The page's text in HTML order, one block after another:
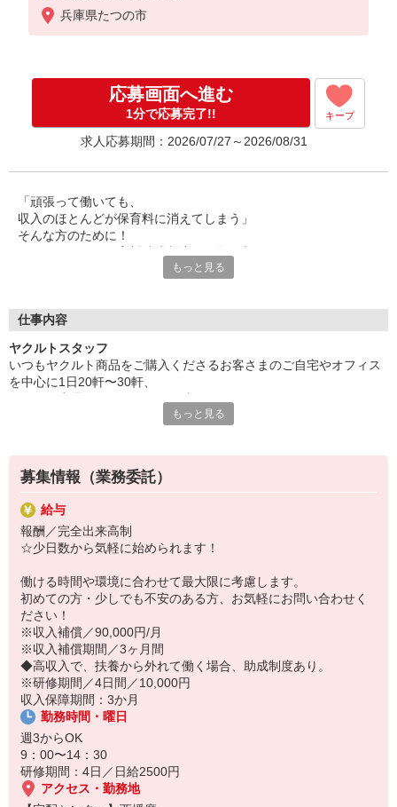
☆少日数から気軽に始められます！
い合わせください！
※収入補償／90,000円/月
※収入補償期間／3ヶ月間
◆高収入で、扶養から外れて働く場合、助成制度あ
り。
収入保障期間：3か月
兵庫県たつの市
応募画面へ進む
1分で応募完了!! キープ
求人応募期間：2026/07/27～2026/08/31
「頑張って働いても、
収入のほとんどが保育料に消えてしまう」
そんな方のために！
一般の保育園に子どもを預けている方をバックアップ◎
◆急なお休みにもスタッフ同士で快くフォロー
など、働くママの多いヤクルトならではの
仕事×育児のお悩みをスッキリ解決に導きます☆
もっと見る
仕事内容
ヤクルトスタッフ
いつもヤクルト商品をご購入くださるお客さまのご自宅やオフィス
を中心に1日20軒〜30軒、
商品を通じてお客さまとふれあう楽しさ、健康的な生活にお役立ち
す！
〜ヤクルトスタッフの1日〜
2児の母として仕事と家庭の両立をしているHさん。
実際のワークスタイルを、一例としてご紹介いたします！
※時間は地域によって異なります。
8:20 宅配センターに到着、お届けの準備
8:30 朝礼が終わったら出発
13:00 お届け修了、翌日準備、集計作業
14:30お仕事修了
保育所にお子さまを迎えに行って帰宅
☆ココがPoint☆
・職場の近くに保育所（保育園、幼稚園、託児所）があるから、送
り迎えの時間の心配がいりません！
・保育料補助制度があります！
・家事・夕食の支度なども余裕をもってできます！
もっと見る
募集情報（業務委託）
給与
報酬／完全出来高制
☆少日数から気軽に始められます！
働ける時間や環境に合わせて最大限に考慮します。
初めての方・少しでも不安のある方、お気軽にお問い合わせく
ださい！
※収入補償／90,000円/月
※収入補償期間／3ヶ月間
◆高収入で、扶養から外れて働く場合、助成制度あり。
※研修期間／4日間／10,000円
収入保障期間：3か月
勤務時間・曜日
週3からOK
9：00〜14：30
研修期間：4日／日給2500円
アクセス・勤務地